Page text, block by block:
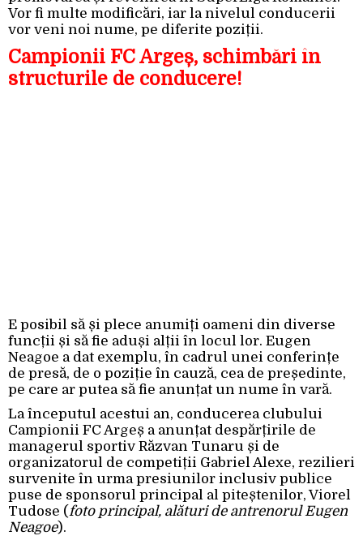
Vor fi multe modificări, iar la nivelul conducerii
vor veni noi nume, pe diferite poziții.
Campionii FC Argeș, schimbări în
structurile de conducere!
E posibil să și plece anumiți oameni din diverse
funcții și să fie aduși alții în locul lor. Eugen
Neagoe a dat exemplu, în cadrul unei conferințe
de presă, de o poziție în cauză, cea de președinte,
pe care ar putea să fie anunțat un nume în vară.
La începutul acestui an, conducerea clubului
Campionii FC Argeș a anunțat despărțirile de
managerul sportiv Răzvan Tunaru și de
organizatorul de competiții Gabriel Alexe, rezilieri
survenite în urma presiunilor inclusiv publice
puse de sponsorul principal al piteștenilor, Viorel
Tudose (foto principal, alături de antrenorul Eugen
Neagoe).